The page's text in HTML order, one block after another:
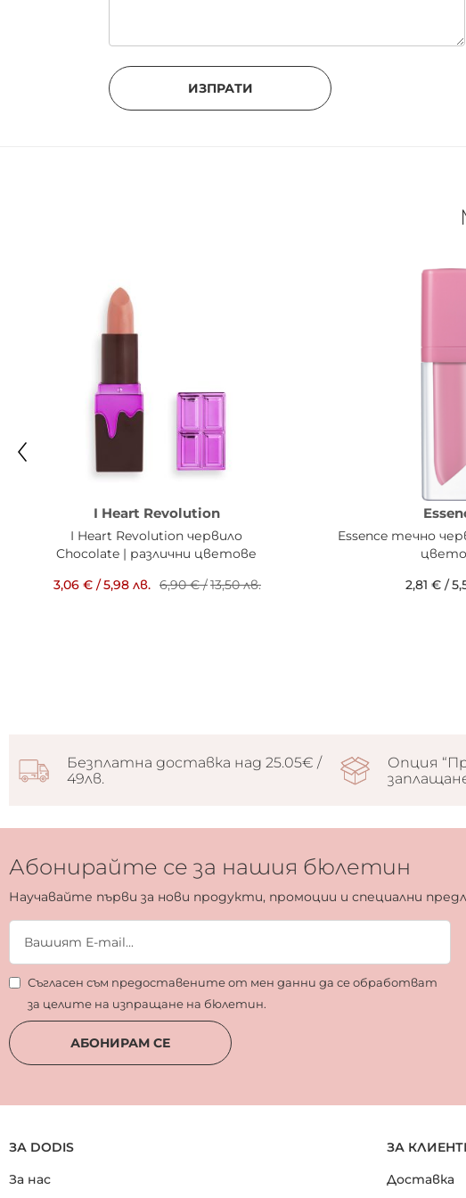
ИЗПРАТИ
I Heart Revolution
I Heart Revolution червило
Chocolate | различни цветове
3,06 € /5,98 лв. 6,90 €/13,50 лв.
Essence течно
2,81 €/
Безплатна доставка над 25.05€ /
49лв.
Опция
Абонирайте се за нашия бюлетин
Научавайте първи за нови продукти, промоции и специални
Съгласен съм предоставените от мен данни да се обработват
за целите на изпращане на бюлетин.
АБОНИРАМ СЕ
ЗА DODIS
За нас
ЗА
Доставка